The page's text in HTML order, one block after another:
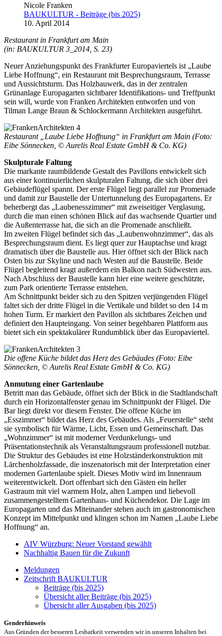
Nicole Franken
BAUKULTUR - Beiträge (bis 2025)
10. April 2014
Restaurant in Frankfurt am Main
(in: BAUKULTUR 3_2014, S. 23)
Neuer Anziehungspunkt des Frankfurter Europaviertels ist „Laube
Liebe Hoffnung“, ein Restaurant mit Besprechungsraum, Terrasse
und Aussichtsturm. Das Holzbauwerk, das in der zentralen
Grünanlage Europagarten sichtbarer Identifikations- und Treffpunkt
sein will, wurde von Franken Architekten entworfen und von
Tilman Lange Braun & Schlockermann Architekten ausgeführt.
Restaurant „Laube Liebe Hoffnung“ in Frankfurt am Main (Foto:
Eibe Sönnecken, © Aurelis Real Estate GmbH & Co. KG)
Skulpturale Faltung
Die markante raumbildende Gestalt des Pavillons entwickelt sich
aus einer kontinuierlichen skulpturalen Faltung, die sich über drei
Gebäudeflügel spannt. Der erste Flügel liegt parallel zur Promenade
und damit zur Baustelle der Untertunnelung des Europagartens. Er
beherbergt das „Laubenesszimmer“ mit zweiseitiger Verglasung,
durch die man einen schönen Blick auf das wachsende Quartier und
die Außenterrasse hat, die sich an die Promenade anschließt.
Im zweiten Flügel befindet sich das „Laubenwohnzimmer“, das als
Besprechungsraum dient. Es liegt quer zur Hauptachse und kragt
dramatisch über die Baustelle aus. Hier öffnet sich der Blick nach
Osten bis zur Skyline und nach Westen auf die Baustelle. Beide
Flügel begleitend kragt außerdem ein Balkon nach Südwesten aus.
Nach Abschluss der Baustelle kann hier eine weitere geschützte,
zum Park orientierte Terrasse entstehen.
Am Schnittpunkt beider sich zu den Spitzen verjüngenden Flügel
faltet sich der dritte Flügel in die Vertikale und bildet so den 14 m
hohen Turm. Er markiert den Pavillon als sichtbares Zeichen und
definiert den Haupteingang. Von seiner begehbaren Plattform aus
bietet sich ein spektakulärer Rundumblick über das Europaviertel.
Die offene Küche bildet das Herz des Gebäudes (Foto: Eibe
Sönnecken, © Aurelis Real Estate GmbH & Co. KG)
Anmutung einer Gartenlaube
Betritt man das Gebäude, öffnet sich der Blick in die Stadtlandschaft
durch ein Horizontalfenster genau im Schnittpunkt der Flügel. Die
Bar liegt direkt vor diesem Fenster. Die offene Küche im
„Esszimmer“ bildet das Herz des Gebäudes. Als „Feuerstelle“ steht
sie symbolisch für Wärme, Licht, Essen und Gemeinschaft. Das
„Wohnzimmer“ ist mit moderner Verdunkelungs- und
Präsentationstechnik als Veranstaltungsraum professionell nutzbar.
Die Struktur des Gebäudes ist eine Holzständerkonstruktion mit
Lärchenholzfassade, die inszenatorisch mit der Interpretation einer
modernen Gartenlaube spielt. Dieses Motiv wird im Innenraum
weiterentwickelt. Dort offenbart sich den Gästen ein heller
Gastraum mit viel warmem Holz, alten Lampen und liebevoll
zusammengestelltem Gartenhaus- und Küchendekor. Die Lage im
Europagarten und das Miteinander stehen auch im gastronomischen
Konzept im Mittelpunkt und klingen schon im Namen „Laube Liebe
Hoffnung“ an.
AIV Würzburg: Neuer Vorstand gewählt
Nachhaltig Bauen für die Zukunft
Meldungen
Zeitschrift BAUKULTUR
Beiträge (bis 2025)
Übersicht aller Beiträge (bis 2025)
Übersicht aller Ausgaben (bis 2025)
Genderhinweis
Aus Gründen der besseren Lesbarkeit verwenden wir in unseren Inhalten bei